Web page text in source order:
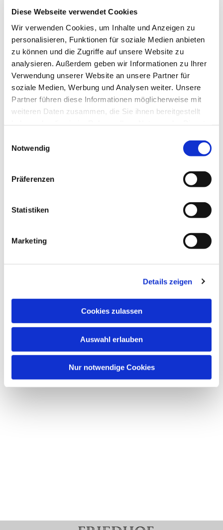
Diese Webseite verwendet Cookies
Wir verwenden Cookies, um Inhalte und Anzeigen zu
personalisieren, Funktionen für soziale Medien anbieten
zu können und die Zugriffe auf unsere Website zu
analysieren. Außerdem geben wir Informationen zu Ihrer
Verwendung unserer Website an unsere Partner für
soziale Medien, Werbung und Analysen weiter. Unsere
Partner führen diese Informationen möglicherweise mit
weiteren Daten zusammen, die Sie ihnen bereitgestellt
Notwendig
Präferenzen
Statistiken
Marketing
Details zeigen
Cookies zulassen
Auswahl erlauben
Nur notwendige Cookies